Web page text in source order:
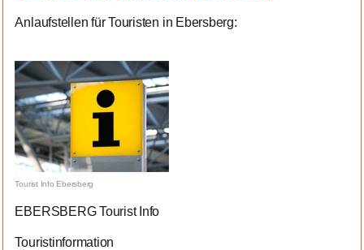
Anlaufstellen für Touristen in Ebersberg:
Tourist Info Ebersberg
EBERSBERG Tourist Info
Touristinformation